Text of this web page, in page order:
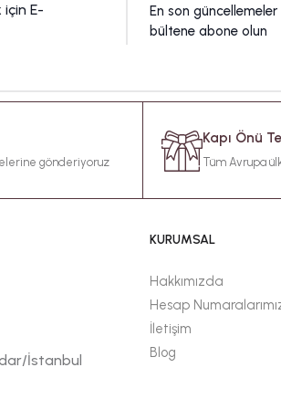
E-
En son
bültene abone olun
gönderiyoruz
Kapı Önü
Tüm Avrupa
İstanbul
KURUMSAL
Hakkımızda
Hesap
İletişim
Blog